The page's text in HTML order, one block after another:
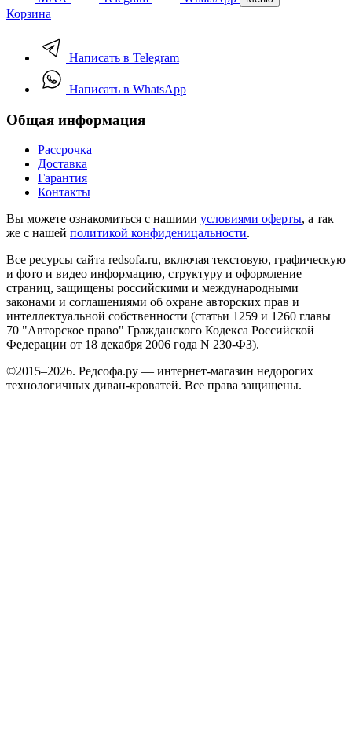
Корзина
Написать в Telegram
Написать в WhatsApp
Общая информация
Рассрочка
Доставка
Гарантия
Контакты
Вы можете ознакомиться с нашими условиями оферты, а так
же с нашей политикой конфиденицальности.
Все ресурсы сайта redsofa.ru, включая текстовую, графическую
и фото и видео информацию, структуру и оформление
страниц, защищены российскими и международными
законами и соглашениями об охране авторских прав и
интеллектуальной собственности (статьи 1259 и 1260 главы
70 "Авторское право" Гражданского Кодекса Российской
Федерации от 18 декабря 2006 года N 230-ФЗ).
©2015–2026. Редсофа.ру — интернет-магазин недорогих
технологичных диван-кроватей. Все права защищены.